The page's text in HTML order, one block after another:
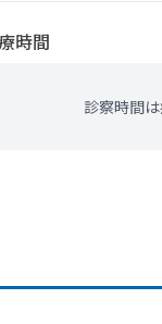
時間
診察時間